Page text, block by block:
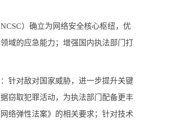
NCSC）确立为网络安全核心枢纽，优
域的应急能力；增强国内执法部门打
针对敌对国家威胁，进一步提升关键
窃取犯罪活动，为执法部门配备更丰
络弹性法案》的相关要求；针对技术